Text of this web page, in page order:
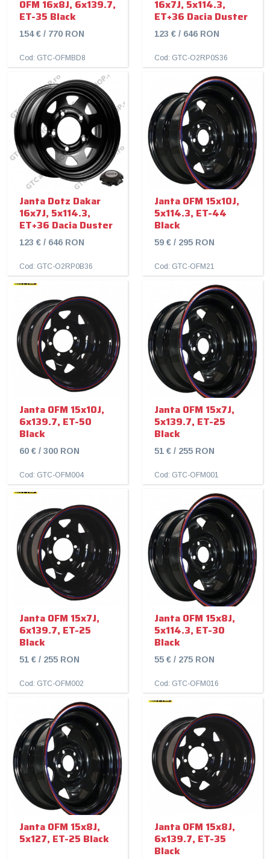
OFM 16x8J, 6x139.7,
ET-35 Black
154 € / 770 RON
Cod: GTC-OFMBD8
16x7J, 5x114.3,
ET+36 Dacia Duster
123 € / 646 RON
Cod: GTC-O2RP0S36
Janta Dotz Dakar
16x7J, 5x114.3,
ET+36 Dacia Duster
123 € / 646 RON
Cod: GTC-O2RP0B36
Janta OFM 15x10J,
5x114.3, ET-44
Black
59 € / 295 RON
Cod: GTC-OFM21
Janta OFM 15x10J,
6x139.7, ET-50
Black
60 € / 300 RON
Cod: GTC-OFM004
Janta OFM 15x7J,
5x139.7, ET-25
Black
51 € / 255 RON
Cod: GTC-OFM001
Janta OFM 15x7J,
6x139.7, ET-25
Black
51 € / 255 RON
Cod: GTC-OFM002
Janta OFM 15x8J,
5x114.3, ET-30
Black
55 € / 275 RON
Cod: GTC-OFM016
Janta OFM 15x8J,
5x127, ET-25 Black
Janta OFM 15x8J,
6x139.7, ET-35
Black